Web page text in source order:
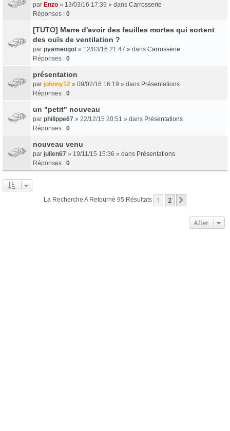
par Enzo » 13/03/16 17:39 » dans Carrosserie
Réponses : 0
[TUTO] Marre d'avoir des feuilles mortes qui sortent
des ouïs de ventilation ?
par pyameogot » 12/03/16 21:47 » dans Carrosserie
Réponses : 0
présentation
par johnny12 » 09/02/16 16:19 » dans Présentations
Réponses : 0
un "petit" nouveau
par philippe67 » 22/12/15 20:51 » dans Présentations
Réponses : 0
nouveau venu
par julien67 » 19/11/15 15:36 » dans Présentations
Réponses : 0
La Recherche A Retourné 95 Résultats 1 2
Aller